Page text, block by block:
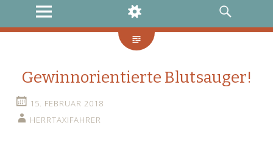
MENU
WIDGETS
SEARCH
Gewinnorientierte Blutsauger!
15. FEBRUAR 2018
HERRTAXIFAHRER